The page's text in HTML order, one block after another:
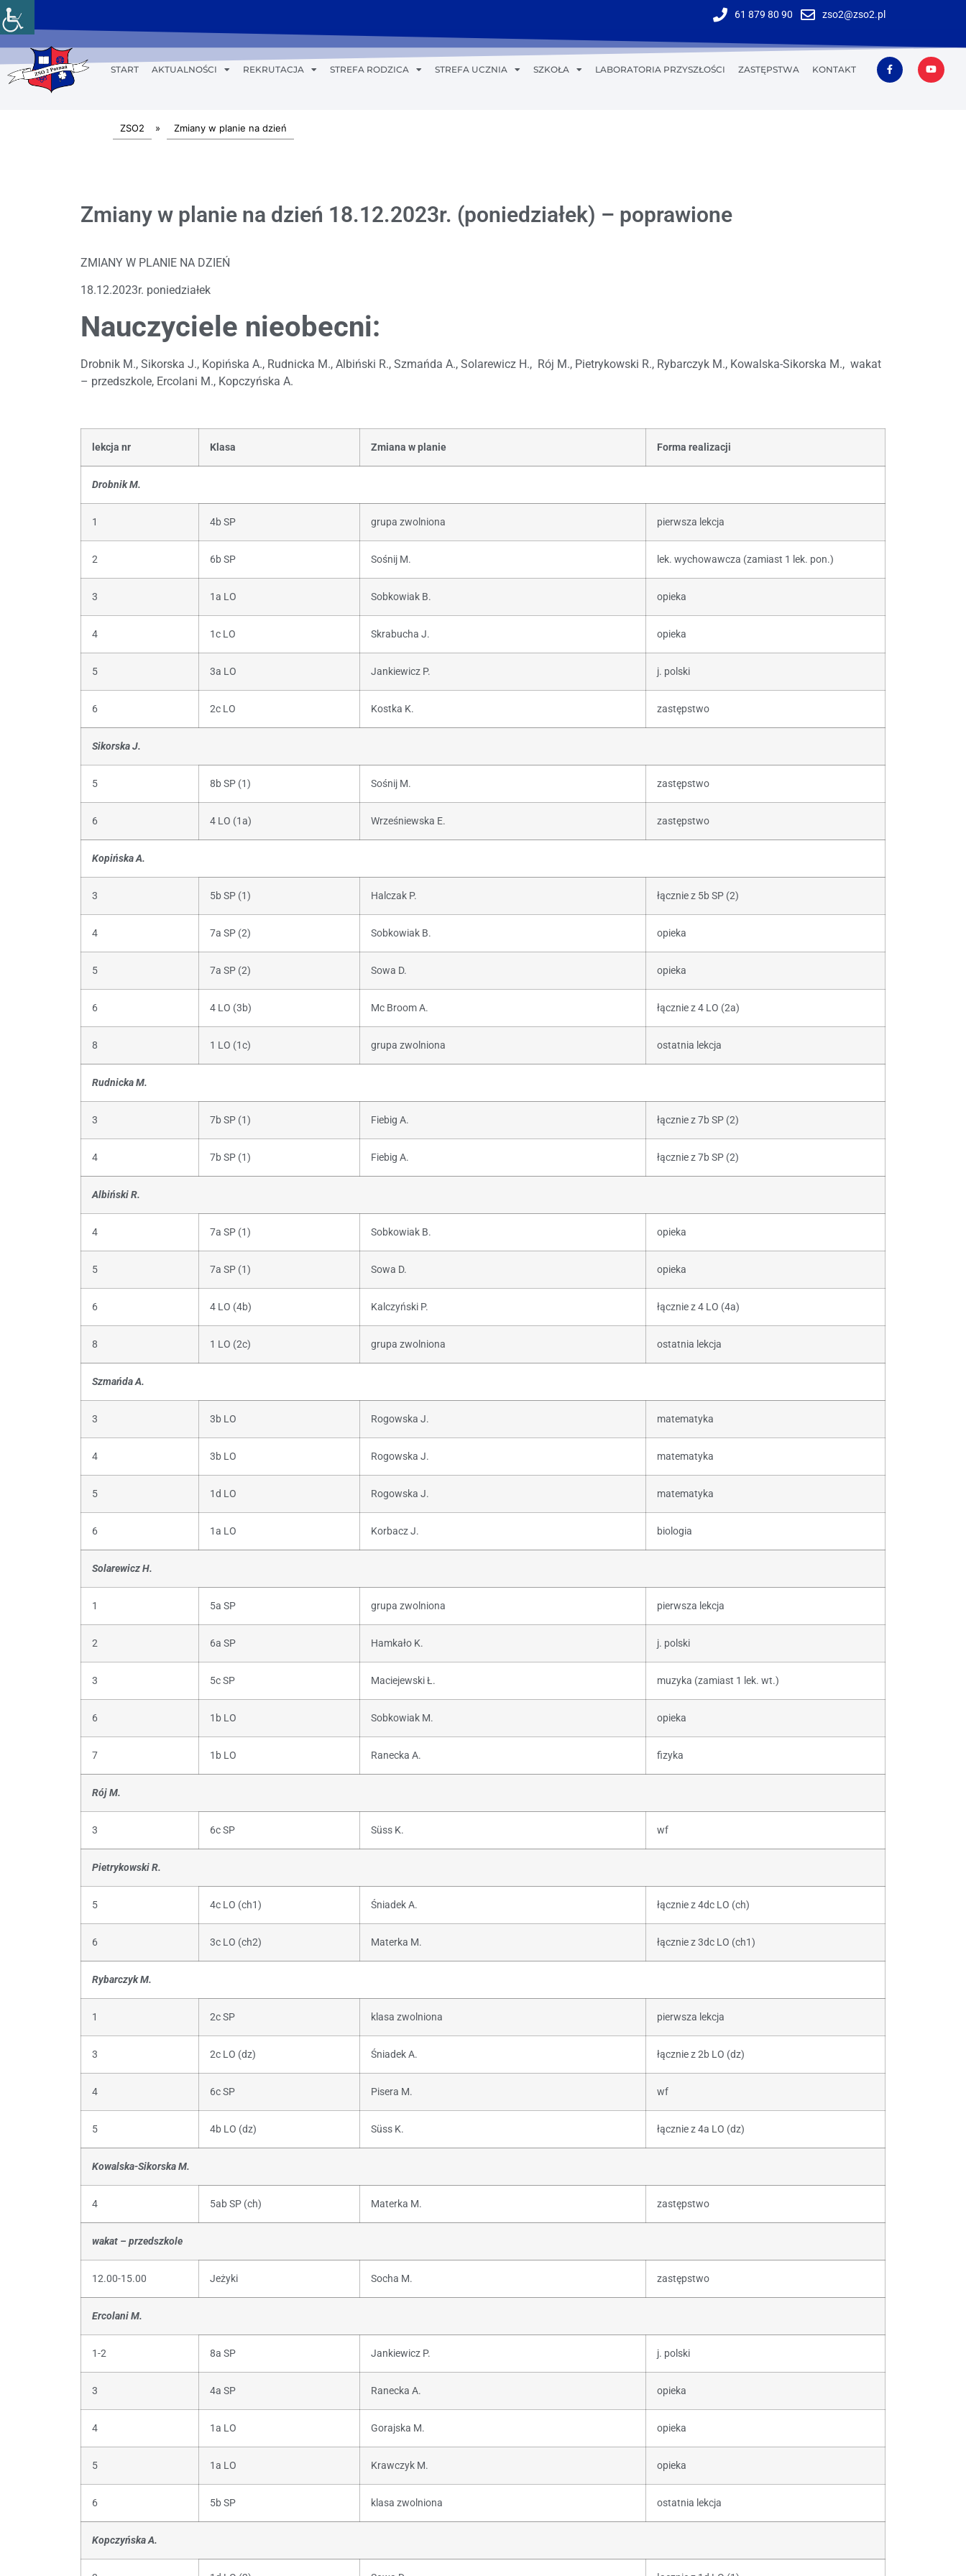
61 879 80 90 zso2@zso2.pl
START AKTUALNOŚCI REKRUTACJA STREFA RODZICA STREFA UCZNIA SZKOŁA LABORATORIA PRZYSZŁOŚCI ZASTĘPSTWA KONTAKT
ZSO2 » Zmiany w planie na dzień
Zmiany w planie na dzień 18.12.2023r. (poniedziałek) – poprawione
ZMIANY W PLANIE NA DZIEŃ
18.12.2023r. poniedziałek
Nauczyciele nieobecni:
Drobnik M., Sikorska J., Kopińska A., Rudnicka M., Albiński R., Szmańda A., Solarewicz H., Rój M., Pietrykowski R., Rybarczyk M., Kowalska-Sikorska M., wakat
– przedszkole, Ercolani M., Kopczyńska A.
lekcja nr Klasa Zmiana w planie Forma realizacji
Drobnik M.
1 4b SP grupa zwolniona pierwsza lekcja
2 6b SP Sośnij M. lek. wychowawcza (zamiast 1 lek. pon.)
3 1a LO Sobkowiak B. opieka
4 1c LO Skrabucha J. opieka
5 3a LO Jankiewicz P. j. polski
6 2c LO Kostka K. zastępstwo
Sikorska J.
5 8b SP (1) Sośnij M. zastępstwo
6 4 LO (1a) Wrześniewska E. zastępstwo
Kopińska A.
3 5b SP (1) Halczak P. łącznie z 5b SP (2)
4 7a SP (2) Sobkowiak B. opieka
5 7a SP (2) Sowa D. opieka
6 4 LO (3b) Mc Broom A. łącznie z 4 LO (2a)
8 1 LO (1c) grupa zwolniona ostatnia lekcja
Rudnicka M.
3 7b SP (1) Fiebig A. łącznie z 7b SP (2)
4 7b SP (1) Fiebig A. łącznie z 7b SP (2)
Albiński R.
4 7a SP (1) Sobkowiak B. opieka
5 7a SP (1) Sowa D. opieka
6 4 LO (4b) Kalczyński P. łącznie z 4 LO (4a)
8 1 LO (2c) grupa zwolniona ostatnia lekcja
Szmańda A.
3 3b LO Rogowska J. matematyka
4 3b LO Rogowska J. matematyka
5 1d LO Rogowska J. matematyka
6 1a LO Korbacz J. biologia
Solarewicz H.
1 5a SP grupa zwolniona pierwsza lekcja
2 6a SP Hamkało K. j. polski
3 5c SP Maciejewski Ł. muzyka (zamiast 1 lek. wt.)
6 1b LO Sobkowiak M. opieka
7 1b LO Ranecka A. fizyka
Rój M.
3 6c SP Süss K. wf
Pietrykowski R.
5 4c LO (ch1) Śniadek A. łącznie z 4dc LO (ch)
6 3c LO (ch2) Materka M. łącznie z 3dc LO (ch1)
Rybarczyk M.
1 2c SP klasa zwolniona pierwsza lekcja
3 2c LO (dz) Śniadek A. łącznie z 2b LO (dz)
4 6c SP Pisera M. wf
5 4b LO (dz) Süss K. łącznie z 4a LO (dz)
Kowalska-Sikorska M.
4 5ab SP (ch) Materka M. zastępstwo
wakat – przedszkole
12.00-15.00 Jeżyki Socha M. zastępstwo
Ercolani M.
1-2 8a SP Jankiewicz P. j. polski
3 4a SP Ranecka A. opieka
4 1a LO Gorajska M. opieka
5 1a LO Krawczyk M. opieka
6 5b SP klasa zwolniona ostatnia lekcja
Kopczyńska A.